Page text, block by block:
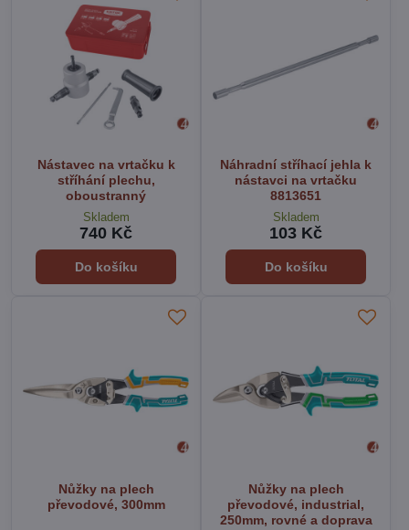
Nástavec na vrtačku k
stříhání plechu,
oboustranný
Skladem
740 Kč
Do košíku
Náhradní stříhací jehla k
nástavci na vrtačku
8813651
Skladem
103 Kč
Do košíku
Nůžky na plech
převodové, 300mm
Nůžky na plech
převodové, industrial,
250mm, rovné a doprava